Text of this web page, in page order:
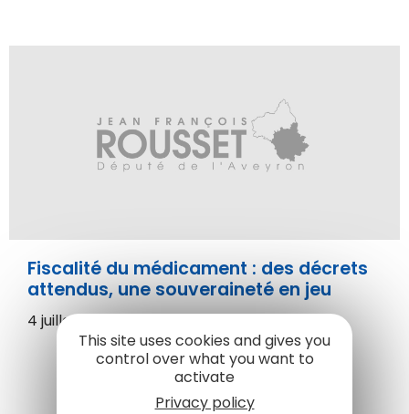
Fiscalité du médicament : des décrets
attendus, une souveraineté en jeu
4 juillet 2026
This site uses cookies and gives you
control over what you want to
activate
Privacy policy